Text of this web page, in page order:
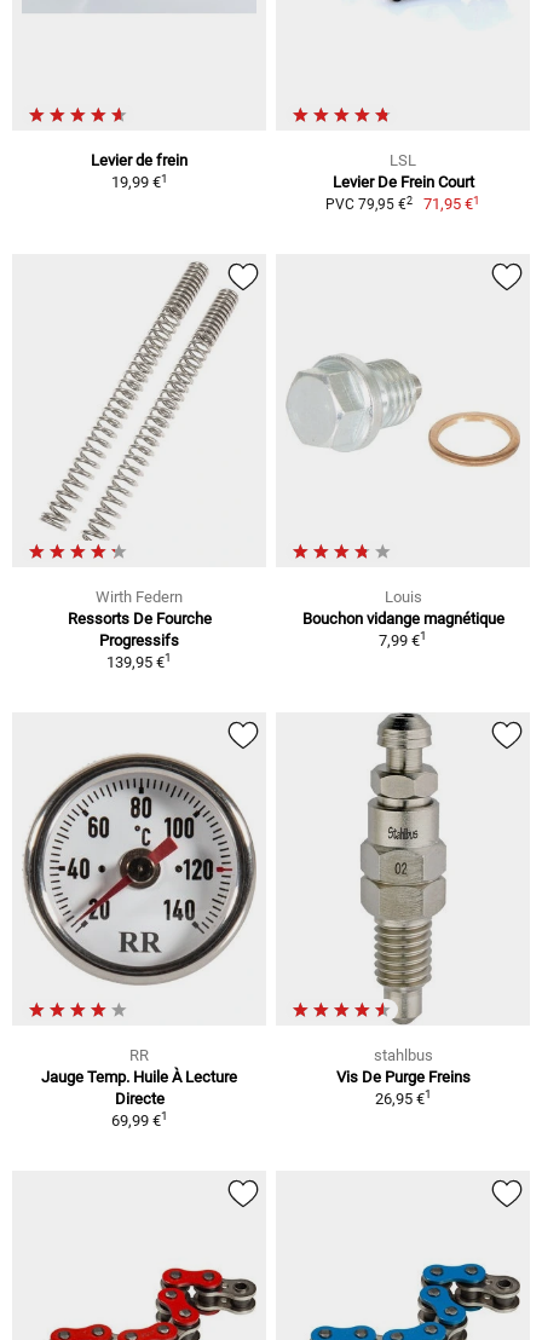
Levier de frein
19,99 €1
LSL
Levier De Frein Court
PVC 79,95 €2 71,95 €1
Wirth Federn
Ressorts De Fourche
Progressifs
139,95 €1
Louis
Bouchon vidange magnétique
7,99 €1
RR
Jauge Temp. Huile À Lecture
Directe
69,99 €1
stahlbus
Vis De Purge Freins
26,95 €1